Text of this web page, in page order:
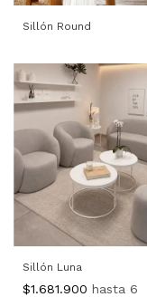
Sillón Round
Sillón Luna
$1.681.900